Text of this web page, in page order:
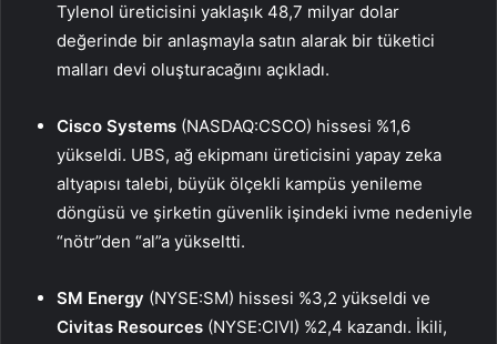
Tylenol üreticisini yaklaşık 48,7 milyar dolar
değerinde bir anlaşmayla satın alarak bir tüketici
malları devi oluşturacağını açıkladı.
Cisco Systems (NASDAQ:CSCO) hissesi %1,6
yükseldi. UBS, ağ ekipmanı üreticisini yapay zeka
altyapısı talebi, büyük ölçekli kampüs yenileme
döngüsü ve şirketin güvenlik işindeki ivme nedeniyle
“nötr”den “al”a yükseltti.
SM Energy (NYSE:SM) hissesi %3,2 yükseldi ve
Civitas Resources (NYSE:CIVI) %2,4 kazandı. İkili,